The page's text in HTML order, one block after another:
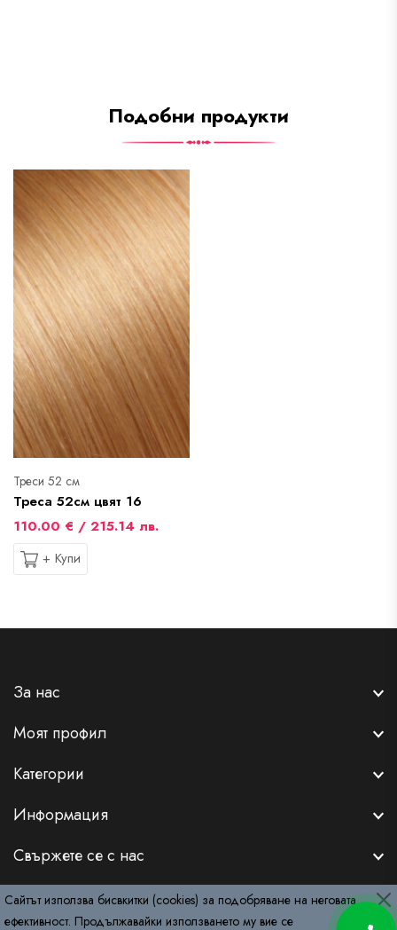
Подобни продукти
Треси 52 см
Треса 52см цвят 16
110.00 € / 215.14 лв.
+ Купи
За нас
Моят профил
Категории
Информация
Свържете се с нас
Сайтът използва бисвкитки (cookies) за подобряване на неговата
ефективност. Продължавайки използването му вие се